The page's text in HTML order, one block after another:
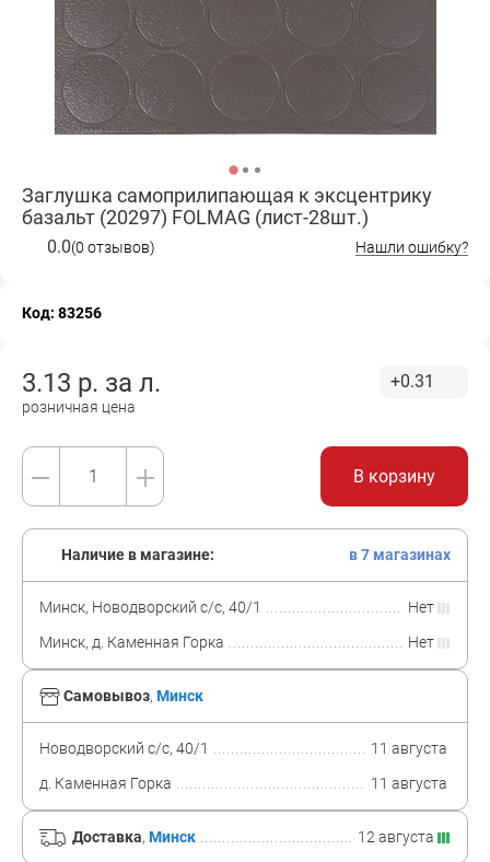
Заглушка самоприлипающая к эксцентрику
базальт (20297) FOLMAG (лист-28шт.)
0.0(0 отзывов) Нашли ошибку?
Код: 83256
3.13 р. за л.
розничная цена
+0.31
В корзину
Самовывоз, Минск
Новодворский с/с, 40/1
11 августа
д. Каменная Горка
11 августа
Доставка, Минск 12 августа
Наличие в магазине: в 7 магазинах
Минск, Новодворский с/с, 40/1
Нет
Минск, д. Каменная Горка
Нет